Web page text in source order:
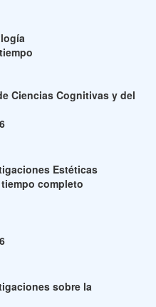
Ciencias Cognitivas y del
Estéticas
completo
sobre la